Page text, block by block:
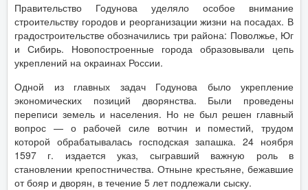
Правительство Годунова уделяло особое внимание
строительству городов и реорганизации жизни на посадах. В
градостроительстве обозначились три района: Поволжье, Юг
и Сибирь. Новопостроенные города образовывали цепь
укреплений на окраинах России.
Одной из главных задач Годунова было укрепление
экономических позиций дворянства. Были проведены
переписи земель и населения. Но не был решен главный
вопрос — о рабочей силе вотчин и поместий, трудом
которой обрабатывалась господская запашка. 24 ноября
1597 г. издается указ, сыгравший важную роль в
становлении крепостничества. Отныне крестьяне, бежавшие
от бояр и дворян, в течение 5 лет подлежали сыску.